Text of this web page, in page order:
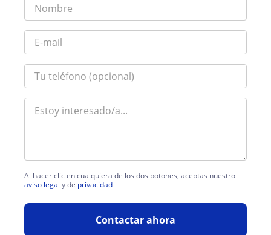
Al hacer clic en cualquiera de los dos botones, aceptas nuestro
aviso legal y de privacidad
Contactar ahora